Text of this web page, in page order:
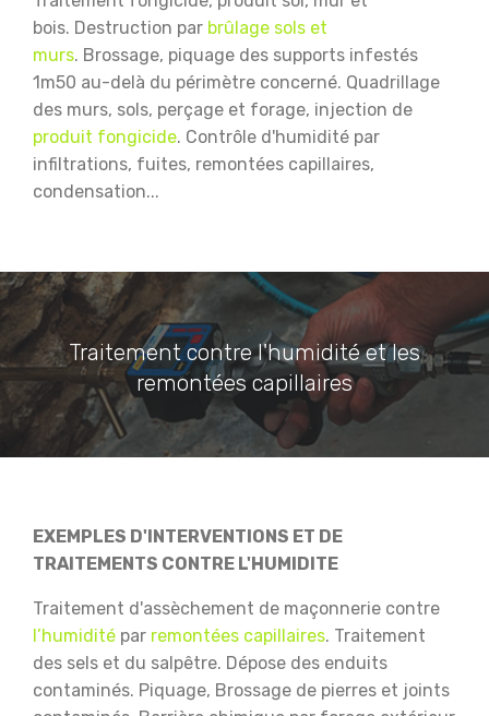
bois. Destruction par brûlage sols et
murs. Brossage, piquage des supports infestés
1m50 au-delà du périmètre concerné. Quadrillage
des murs, sols, perçage et forage, injection de
produit fongicide. Contrôle d'humidité par
infiltrations, fuites, remontées capillaires,
condensation...
Traitement contre l'humidité et les
remontées capillaires
EXEMPLES D'INTERVENTIONS ET DE
TRAITEMENTS CONTRE L'HUMIDITE
Traitement d'assèchement de maçonnerie contre
l’humidité par remontées capillaires. Traitement
des sels et du salpêtre. Dépose des enduits
contaminés. Piquage, Brossage de pierres et joints